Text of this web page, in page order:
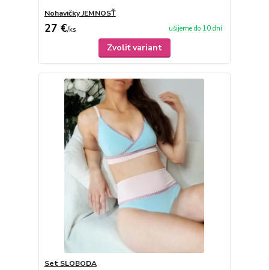
Nohavičky JEMNOSŤ
27 €/ks ušijeme do 10 dní
Zvoliť variant
Set SLOBODA